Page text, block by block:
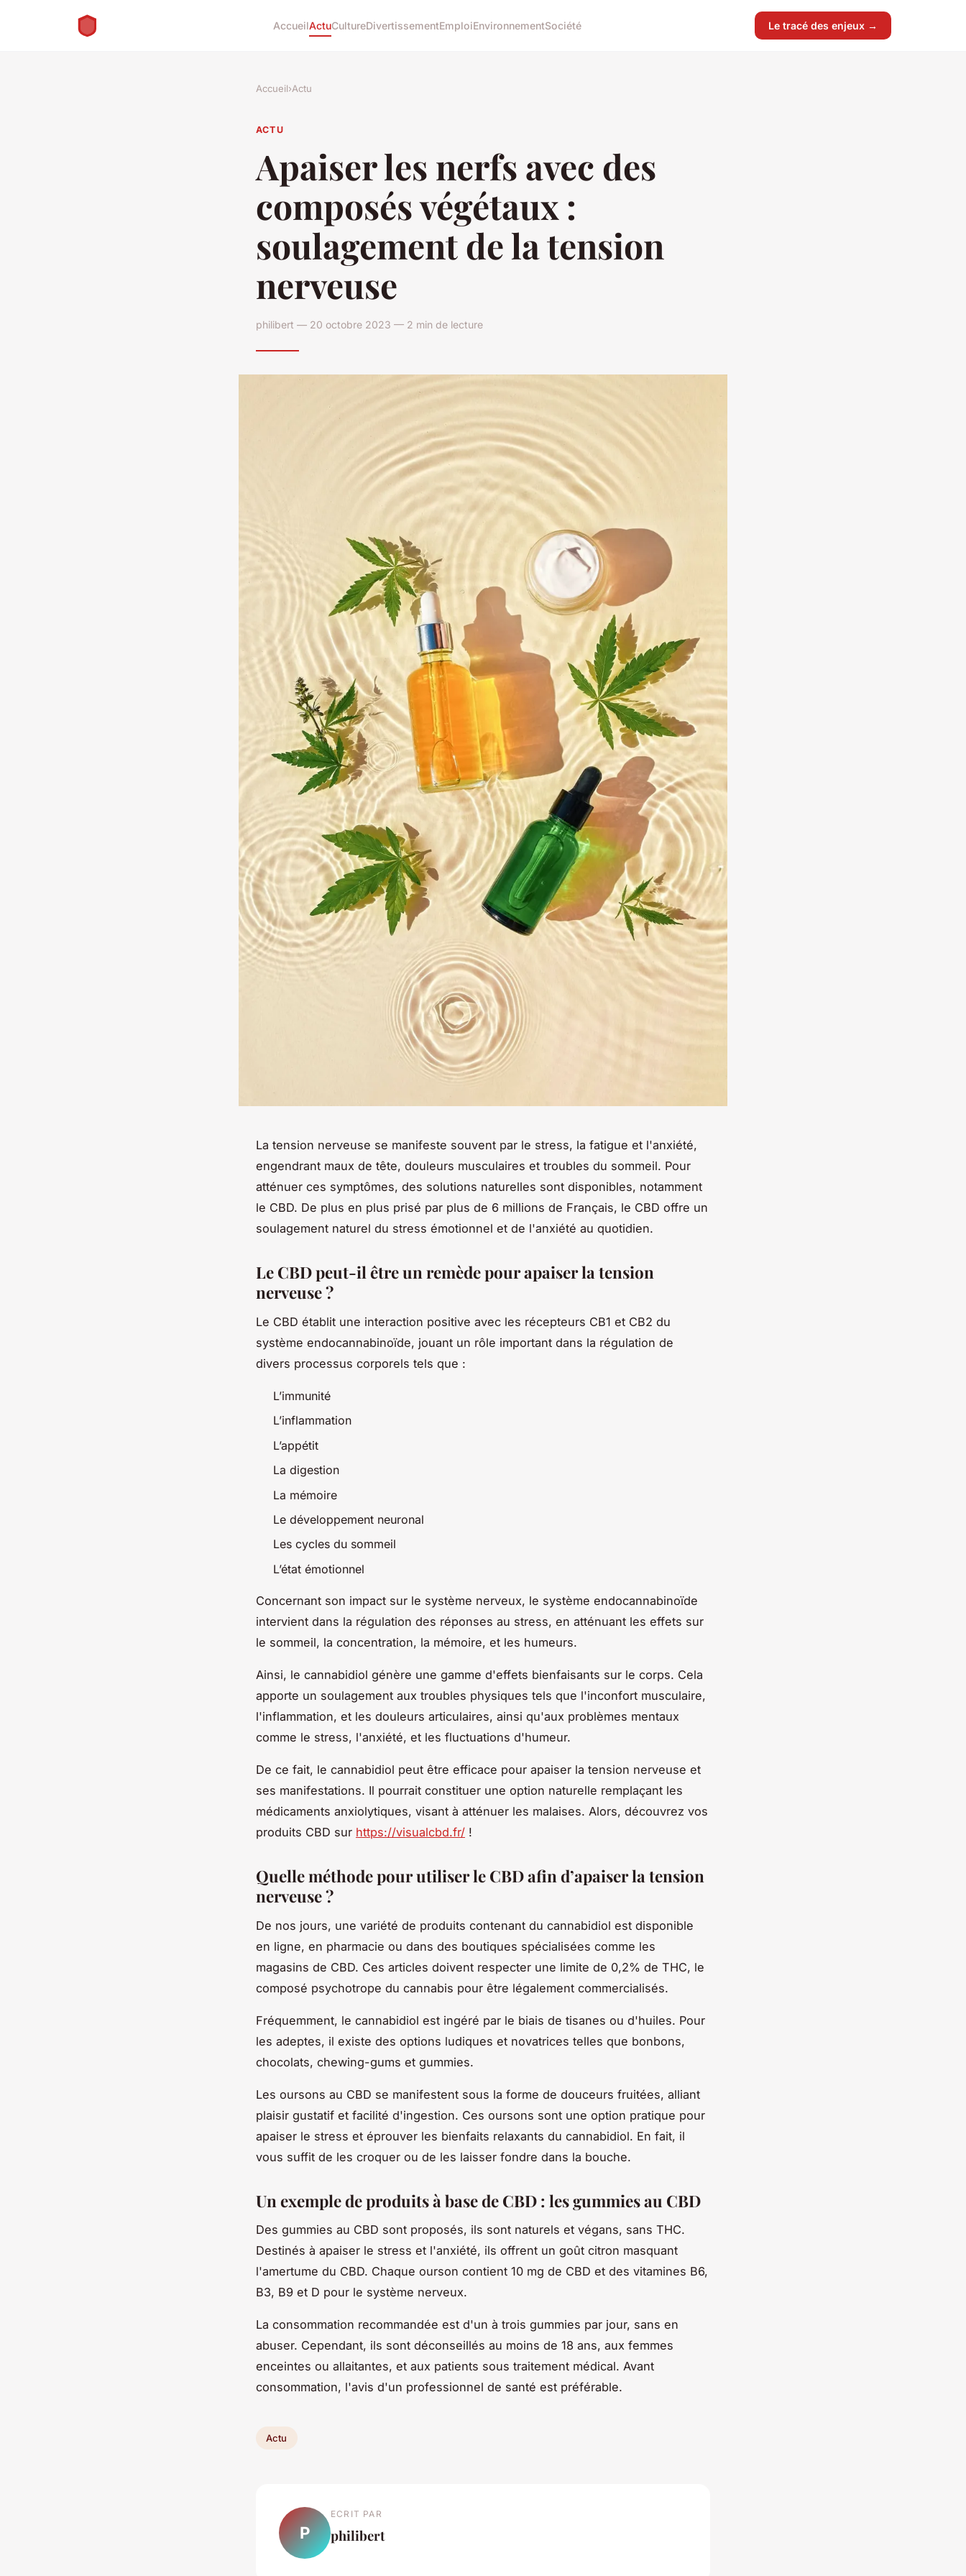
AccueilActuCultureDivertissementEmploiEnvironnementSociété Le tracé des enjeux →
Accueil›Actu
ACTU
Apaiser les nerfs avec des
composés végétaux :
soulagement de la tension
nerveuse
philibert — 20 octobre 2023 — 2 min de lecture
La tension nerveuse se manifeste souvent par le stress, la fatigue et l'anxiété,
engendrant maux de tête, douleurs musculaires et troubles du sommeil. Pour
atténuer ces symptômes, des solutions naturelles sont disponibles, notamment
le CBD. De plus en plus prisé par plus de 6 millions de Français, le CBD offre un
soulagement naturel du stress émotionnel et de l'anxiété au quotidien.
Le CBD peut-il être un remède pour apaiser la tension
nerveuse ?
Le CBD établit une interaction positive avec les récepteurs CB1 et CB2 du
système endocannabinoïde, jouant un rôle important dans la régulation de
divers processus corporels tels que :
L’immunité
L’inflammation
L’appétit
La digestion
La mémoire
Le développement neuronal
Les cycles du sommeil
L’état émotionnel
Concernant son impact sur le système nerveux, le système endocannabinoïde
intervient dans la régulation des réponses au stress, en atténuant les effets sur
le sommeil, la concentration, la mémoire, et les humeurs.
Ainsi, le cannabidiol génère une gamme d'effets bienfaisants sur le corps. Cela
apporte un soulagement aux troubles physiques tels que l'inconfort musculaire,
l'inflammation, et les douleurs articulaires, ainsi qu'aux problèmes mentaux
comme le stress, l'anxiété, et les fluctuations d'humeur.
De ce fait, le cannabidiol peut être efficace pour apaiser la tension nerveuse et
ses manifestations. Il pourrait constituer une option naturelle remplaçant les
médicaments anxiolytiques, visant à atténuer les malaises. Alors, découvrez vos
produits CBD sur https://visualcbd.fr/ !
Quelle méthode pour utiliser le CBD afin d’apaiser la tension
nerveuse ?
De nos jours, une variété de produits contenant du cannabidiol est disponible
en ligne, en pharmacie ou dans des boutiques spécialisées comme les
magasins de CBD. Ces articles doivent respecter une limite de 0,2% de THC, le
composé psychotrope du cannabis pour être légalement commercialisés.
Fréquemment, le cannabidiol est ingéré par le biais de tisanes ou d'huiles. Pour
les adeptes, il existe des options ludiques et novatrices telles que bonbons,
chocolats, chewing-gums et gummies.
Les oursons au CBD se manifestent sous la forme de douceurs fruitées, alliant
plaisir gustatif et facilité d'ingestion. Ces oursons sont une option pratique pour
apaiser le stress et éprouver les bienfaits relaxants du cannabidiol. En fait, il
vous suffit de les croquer ou de les laisser fondre dans la bouche.
Un exemple de produits à base de CBD : les gummies au CBD
Des gummies au CBD sont proposés, ils sont naturels et végans, sans THC.
Destinés à apaiser le stress et l'anxiété, ils offrent un goût citron masquant
l'amertume du CBD. Chaque ourson contient 10 mg de CBD et des vitamines B6,
B3, B9 et D pour le système nerveux.
La consommation recommandée est d'un à trois gummies par jour, sans en
abuser. Cependant, ils sont déconseillés au moins de 18 ans, aux femmes
enceintes ou allaitantes, et aux patients sous traitement médical. Avant
consommation, l'avis d'un professionnel de santé est préférable.
Actu
P
ECRIT PAR
philibert